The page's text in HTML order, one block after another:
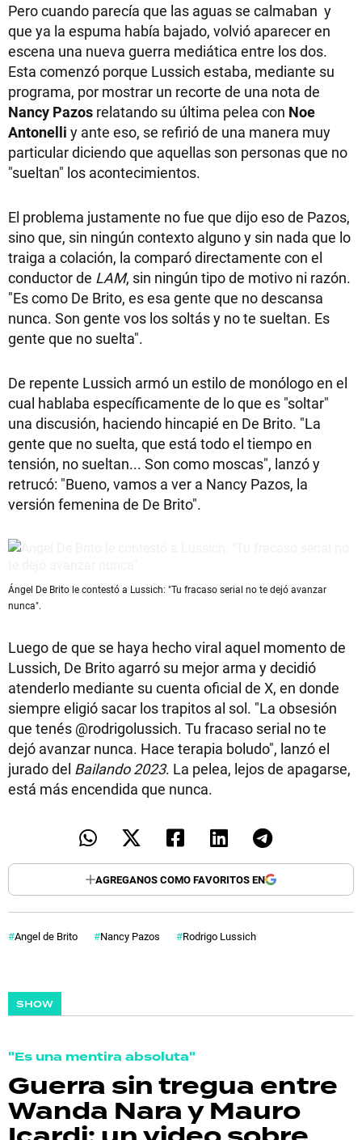
Pero cuando parecía que las aguas se calmaban y
que ya la espuma había bajado, volvió aparecer en
escena una nueva guerra mediática entre los dos.
Esta comenzó porque Lussich estaba, mediante su
programa, por mostrar un recorte de una nota de
Nancy Pazos relatando su última pelea con Noe
Antonelli y ante eso, se refirió de una manera muy
particular diciendo que aquellas son personas que no
"sueltan" los acontecimientos.
El problema justamente no fue que dijo eso de Pazos,
sino que, sin ningún contexto alguno y sin nada que lo
traiga a colación, la comparó directamente con el
conductor de LAM, sin ningún tipo de motivo ni razón.
"Es como De Brito, es esa gente que no descansa
nunca. Son gente vos los soltás y no te sueltan. Es
gente que no suelta".
De repente Lussich armó un estilo de monólogo en el
cual hablaba específicamente de lo que es "soltar"
una discusión, haciendo hincapié en De Brito. "La
gente que no suelta, que está todo el tiempo en
tensión, no sueltan... Son como moscas", lanzó y
retrucó: "Bueno, vamos a ver a Nancy Pazos, la
versión femenina de De Brito".
Ángel De Brito le contestó a Lussich: "Tu fracaso serial no te dejó avanzar
nunca".
Luego de que se haya hecho viral aquel momento de
Lussich, De Brito agarró su mejor arma y decidió
atenderlo mediante su cuenta oficial de X, en donde
siempre eligió sacar los trapitos al sol. "La obsesión
que tenés @rodrigolussich. Tu fracaso serial no te
dejó avanzar nunca. Hace terapia boludo", lanzó el
jurado del Bailando 2023. La pelea, lejos de apagarse,
está más encendida que nunca.
AGREGANOS COMO FAVORITOS EN
Angel de Brito Nancy Pazos Rodrigo Lussich
SHOW
"Es una mentira absoluta"
Guerra sin tregua entre
Wanda Nara y Mauro